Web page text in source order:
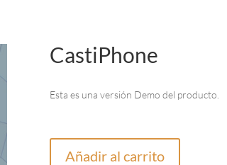
CastiPhone
Esta es una versión Demo del producto.
Añadir al carrito